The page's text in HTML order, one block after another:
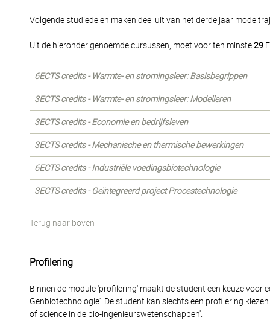
Volgende studiedelen maken deel uit van het derde jaar
Uit de hieronder genoemde cursussen, moet voor ten minste29
6ECTS credits - Warmte- en stromingsleer: Basisbegrippen
3ECTS credits - Warmte- en stromingsleer: Modelleren
3ECTS credits - Economie en bedrijfsleven
3ECTS credits - Mechanische en thermische bewerkingen
6ECTS credits - Industriële voedingsbiotechnologie
3ECTS credits - Geïntegreerd project Procestechnologie
Terug naar boven
Profilering
Binnen de module 'profilering' maakt de student een keuze voor
Genbiotechnologie'. De student kan slechts een profilering
of science in de bio-ingenieurswetenschappen'.